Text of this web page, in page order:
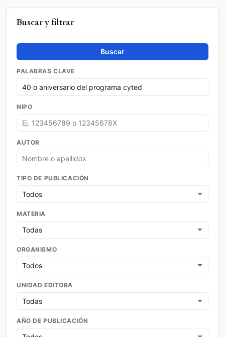
Buscar y filtrar
Buscar
PALABRAS CLAVE
NIPO
AUTOR
TIPO DE PUBLICACIÓN
MATERIA
ORGANISMO
UNIDAD EDITORA
AÑO DE PUBLICACIÓN